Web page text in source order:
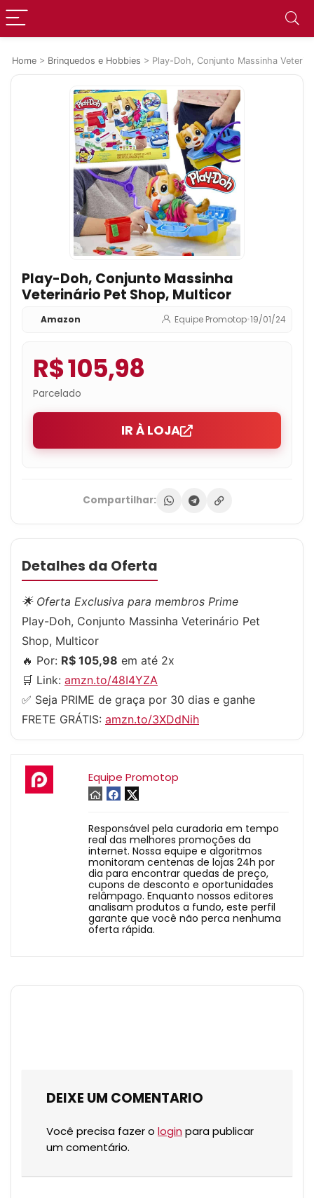
Home > Brinquedos e Hobbies > Play-Doh, Conjunto Massinha
Play-Doh, Conjunto Massinha
Veterinário Pet Shop, Multicor
Amazon Equipe Promotop•19/01/24
R$ 105,98
Parcelado
IR À LOJA
Compartilhar:
Detalhes da Oferta
🌟 Oferta Exclusiva para membros Prime
Play-Doh, Conjunto Massinha Veterinário Pet
Shop, Multicor
🔥 Por: R$ 105,98 em até 2x
🛒 Link: amzn.to/48I4YZA
✅ Seja PRIME de graça por 30 dias e ganhe
FRETE GRÁTIS: amzn.to/3XDdNih
Equipe Promotop
Responsável pela curadoria em tempo
real das melhores promoções da
internet. Nossa equipe e algoritmos
monitoram centenas de lojas 24h por
dia para encontrar quedas de preço,
cupons de desconto e oportunidades
relâmpago. Enquanto nossos editores
analisam produtos a fundo, este perfil
garante que você não perca nenhuma
oferta rápida.
DEIXE UM COMENTARIO
Você precisa fazer o login para publicar
um comentário.